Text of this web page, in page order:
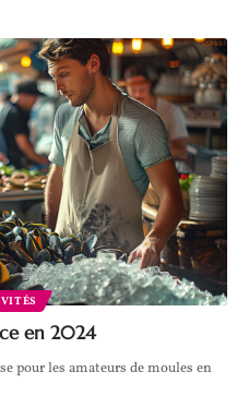
en 2024
pour les amateurs de moules en